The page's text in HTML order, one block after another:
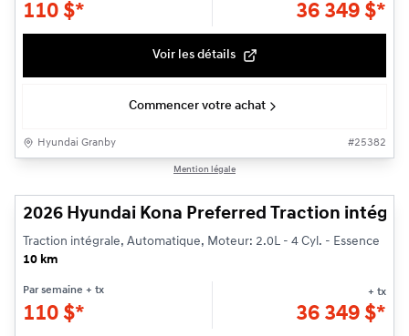
110 $* 36 349 $*
Voir les détails
Commencer votre achat
Hyundai Granby #25382
Mention légale
2026 Hyundai Kona Preferred Traction
Traction intégrale, Automatique, Moteur: 2.0L - 4 Cyl. - Essence
10 km
Par semaine + tx
110 $*
+ tx
36 349 $*